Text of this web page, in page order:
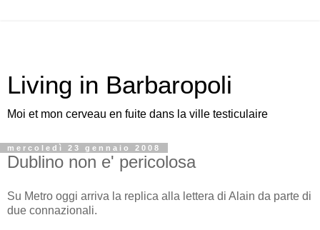
Living in Barbaropoli
Moi et mon cerveau en fuite dans la ville testiculaire
mercoledì 23 gennaio 2008
Dublino non e' pericolosa
Su Metro oggi arriva la replica alla lettera di Alain da parte di
due connazionali.